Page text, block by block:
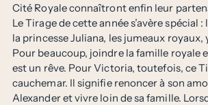
Cité Royale connaîtront enfin leur
Le Tirage de cette année s’avère spécial
la princesse Juliana, les jumeaux
Pour beaucoup, joindre la famille royale
est un rêve. Pour Victoria, toutefois, ce
cauchemar. Il signifie renoncer à son
Alexander et vivre loin de sa famille.